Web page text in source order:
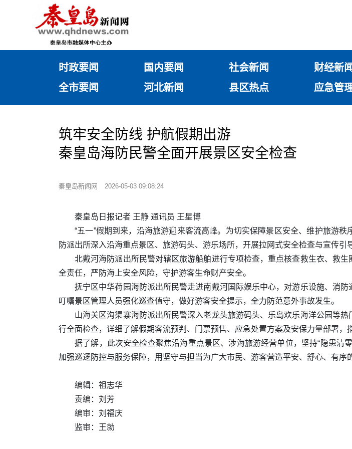
时政要闻 国内要闻 社会新闻 财经新闻
全市要闻
河北新闻 县区热点 应急管
筑牢安全防线 护航假期出游
秦皇岛海防民警全面开展景区安全检查
秦皇岛新闻网 2026-05-03 09:08:24
秦皇岛日报记者 王静 通讯员 王星博
“五一”假期到来，沿海旅游迎来客流高峰。为切实保障景区安全、维护旅游
防派出所深入沿海重点景区、旅游码头、游乐场所，开展拉网式安全检查与宣传引
北戴河海防派出所民警对辖区旅游船舶进行专项检查，重点核查救生衣、救
全责任，严防海上安全风险，守护游客生命财产安全。
抚宁区中华荷园海防派出所民警走进南戴河国际娱乐中心，对游乐设施、消
叮嘱景区管理人员强化巡查值守，做好游客安全提示，全力防范意外事故发生。
山海关区沟渠寨海防派出所民警深入老龙头旅游码头、乐岛欢乐海洋公园等
行全面检查，详细了解假期客流预判、门票预售、应急处置方案及安保力量部署，
据了解，此次安全检查聚焦沿海重点景区、涉海旅游经营单位，坚持“隐患清
加强巡逻防控与服务保障，用坚守与担当为广大市民、游客营造平安、舒心、有序
编辑：祖志华
责编：刘芳
编审：刘福庆
监审：王勍